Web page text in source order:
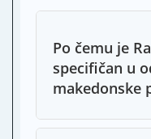
Po čemu je
specifičan u
makedonske